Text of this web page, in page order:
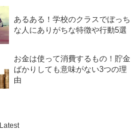
あるある！学校のクラスでぼっち
な人にありがちな特徴や行動5選
お金は使って消費するもの！貯金
ばかりしても意味がない3つの理
由
Latest